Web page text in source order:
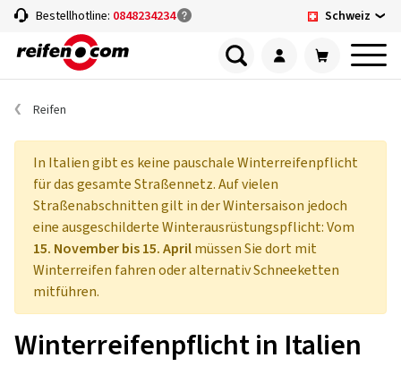
Bestellhotline: 0848234234 Schweiz
Reifen
In Italien gibt es keine pauschale Winterreifenpflicht
für das gesamte Straßennetz. Auf vielen
Straßenabschnitten gilt in der Wintersaison jedoch
eine ausgeschilderte Winterausrüstungspflicht: Vom
15. November bis 15. Aprilmüssen Sie dort mit
Winterreifen fahren oder alternativ Schneeketten
mitführen.
Winterreifenpflicht in Italien